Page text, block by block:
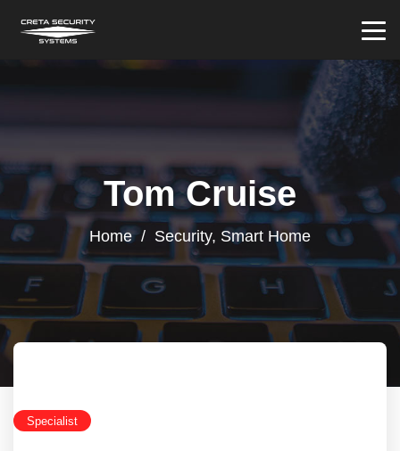
Tom Cruise
Home/ Security, Smart Home
Specialist